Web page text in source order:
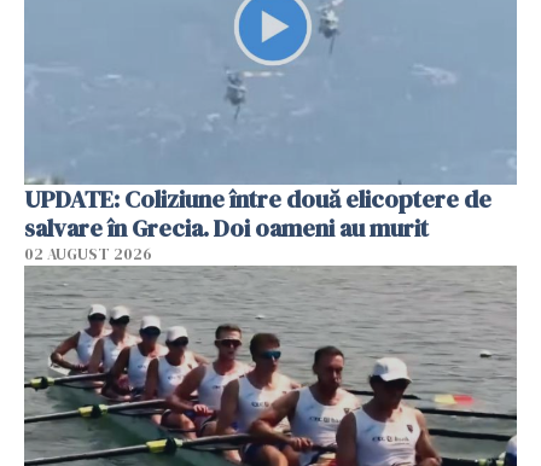
UPDATE: Coliziune între două elicoptere de
salvare în Grecia. Doi oameni au murit
02 AUGUST 2026